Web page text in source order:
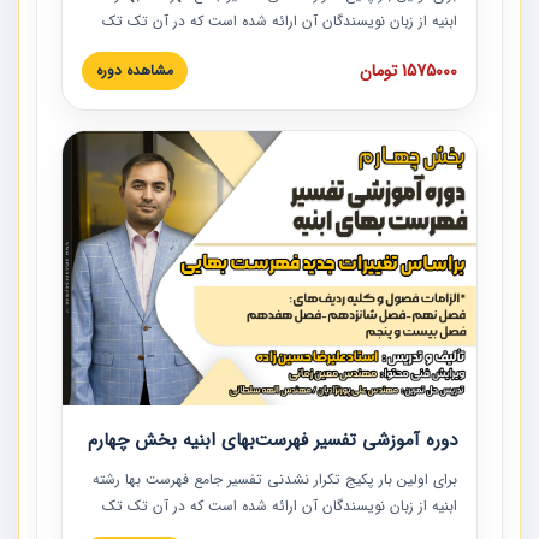
ابنیه از زبان نویسندگان آن ارائه شده است که در آن تک تک
ردیف ها و مطالب فهرست بها تفسیر و ارائه شده است. این
دوره به صورت کامل تصویری بوده و به همراه تصاویر عملیات
دوره با کلام مهندس علیرضاحسین‌زاده مدیر پروژه مهندسی
مشاور در امر بازنگری فهرست بها رشته ابنیه ارائه شده و به تمام
همکارانی که در حوزه صنعت ساخت در حال فعالیت هستند حتما
توصیه می کنیم از مطالب این دوره استفاده نمایند.
1575000 تومان مشاهده دوره
دوره آموزشی تفسیر فهرست‌بهای ابنیه بخش چهارم
برای اولین بار پکیج تکرار نشدنی تفسیر جامع فهرست بها رشته
ابنیه از زبان نویسندگان آن ارائه شده است که در آن تک تک
ردیف ها و مطالب فهرست بها تفسیر و ارائه شده است. این